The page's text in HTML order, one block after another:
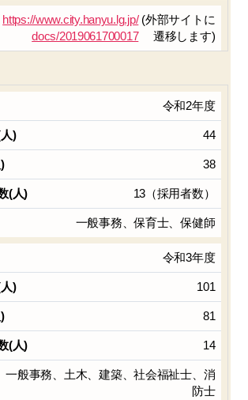
https://www.city.hanyu.lg.jp/
docs/2019061700017
(外部サイトに
遷移します)
令和2年度
44
38
13（採用者数）
一般事務、保育士、保健師
令和3年度
101
81
14
一般事務、土木、建築、社会福祉士、消
防士